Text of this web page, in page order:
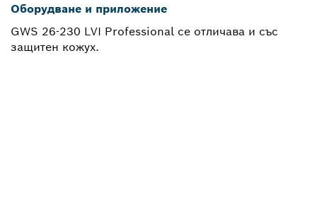
Оборудване и приложение
GWS 26-230 LVI Professional се отличава и със
защитен кожух.